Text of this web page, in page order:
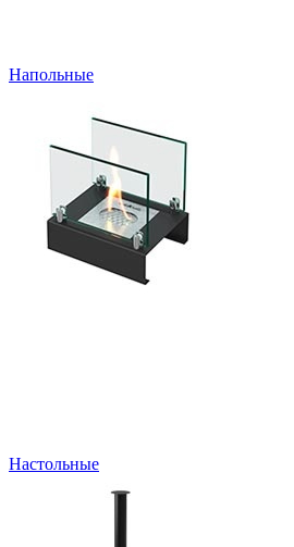
Напольные
Настольные